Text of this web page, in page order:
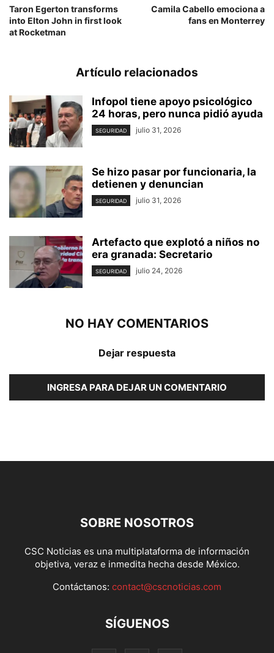
Taron Egerton transforms
into Elton John in first look
at Rocketman
Camila Cabello emociona a
fans en Monterrey
Artículo relacionados
Infopol tiene apoyo psicológico
24 horas, pero nunca pidió ayuda
SEGURIDAD julio 31, 2026
Se hizo pasar por funcionaria, la
detienen y denuncian
SEGURIDAD julio 31, 2026
Artefacto que explotó a niños no
era granada: Secretario
SEGURIDAD julio 24, 2026
NO HAY COMENTARIOS
Dejar respuesta
INGRESA PARA DEJAR UN COMENTARIO
SOBRE NOSOTROS
CSC Noticias es una multiplataforma de información
objetiva, veraz e inmedita hecha desde México.
Contáctanos: contact@cscnoticias.com
SÍGUENOS